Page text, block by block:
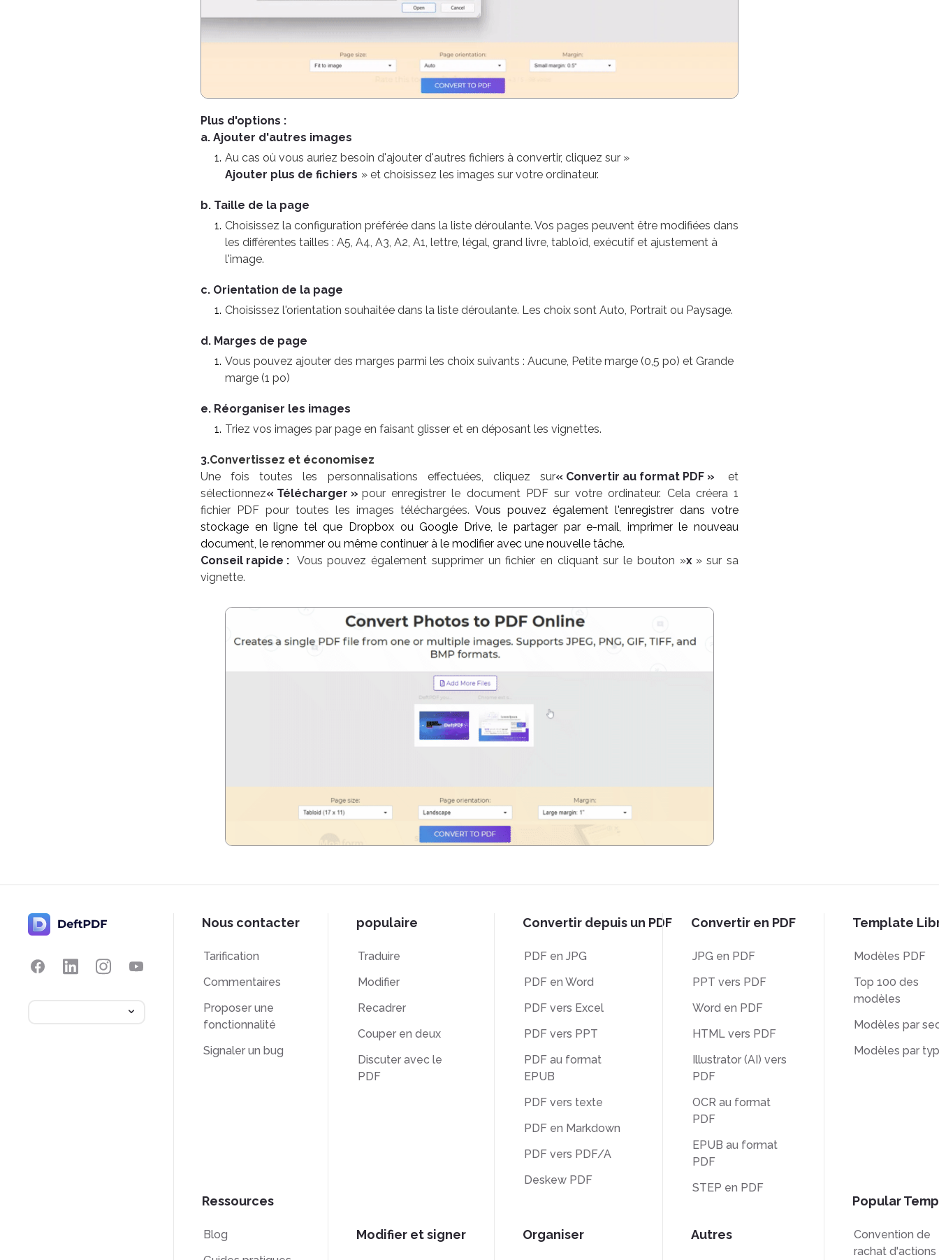
Plus d'options :
a. Ajouter d'autres images
Au cas où vous auriez besoin d'ajouter d'autres fichiers à convertir, cliquez sur »
Ajouter plus de fichiers » et choisissez les images sur votre ordinateur.
b. Taille de la page
Choisissez la configuration préférée dans la liste déroulante. Vos pages peuvent être modifiées dans
les différentes tailles : A5, A4, A3, A2, A1, lettre, légal, grand livre, tabloïd, exécutif et ajustement à
l'image.
c. Orientation de la page
Choisissez l'orientation souhaitée dans la liste déroulante. Les choix sont Auto, Portrait ou Paysage.
d. Marges de page
Vous pouvez ajouter des marges parmi les choix suivants : Aucune, Petite marge (0,5 po) et Grande
marge (1 po)
e. Réorganiser les images
Triez vos images par page en faisant glisser et en déposant les vignettes.
3.Convertissez et économisez
Une fois toutes les personnalisations effectuées, cliquez sur« Convertir au format PDF »
et
sélectionnez« Télécharger » pour enregistrer le document PDF sur votre ordinateur. Cela créera 1
fichier PDF pour toutes les images téléchargées. Vous pouvez également l'enregistrer dans votre
stockage en ligne tel que Dropbox ou Google Drive, le partager par e-mail, imprimer le nouveau
document, le renommer ou même continuer à le modifier avec une nouvelle tâche.
Conseil rapide : Vous pouvez également supprimer un fichier en cliquant sur le bouton »x » sur sa
vignette.
Nous contacter
Tarification
Commentaires
Proposer une
fonctionnalité
Signaler un bug
Ressources
Blog
populaire
Traduire
Modifier
Recadrer
Couper en deux
Discuter avec le
PDF
Modifier et signer
Convertir depuis un PDF
PDF en JPG
PDF en Word
PDF vers Excel
PDF vers PPT
PDF au format
EPUB
PDF vers texte
PDF en Markdown
PDF vers PDF/A
Deskew PDF
Organiser
Convertir en PDF
JPG en PDF
PPT vers PDF
Word en PDF
HTML vers PDF
Illustrator (AI) vers
PDF
OCR au format
PDF
EPUB au format
PDF
STEP en PDF
Autres
Template
Modèles PDF
Top 100 des
modèles
Modèles par
Modèles par
Popular
Convention de
rachat d'actions